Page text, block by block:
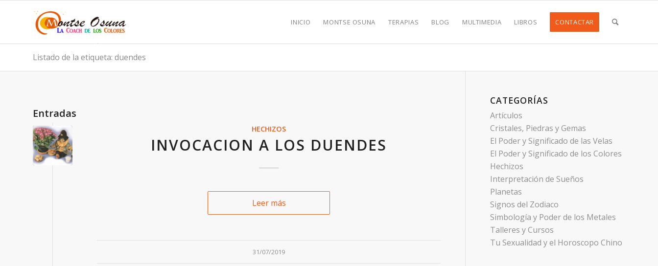
INICIO MONTSE OSUNA TERAPIAS BLOG MULTIMEDIA LIBROS CONTACTAR
Listado de la etiqueta: duendes
Entradas
HECHIZOS
INVOCACION A LOS DUENDES
Leer más
31/07/2019
CATEGORÍAS
Artículos
Cristales, Piedras y Gemas
El Poder y Significado de las Velas
El Poder y Significado de los Colores
Hechizos
Interpretación de Sueños
Planetas
Signos del Zodiaco
Simbología y Poder de los Metales
Talleres y Cursos
Tu Sexualidad y el Horoscopo Chino